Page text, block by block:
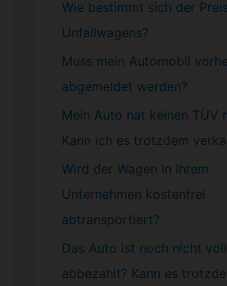
Wie bestimmt sich der
Unfallwagens?
Muss mein Automobil
abgemeldet werden?
Mein Auto hat keinen TÜV
Kann ich es trotzdem
Wird der Wagen in ihrem
Unternehmen kostenfrei
abtransportiert?
Das Auto ist noch nicht
abbezahlt? Kann es